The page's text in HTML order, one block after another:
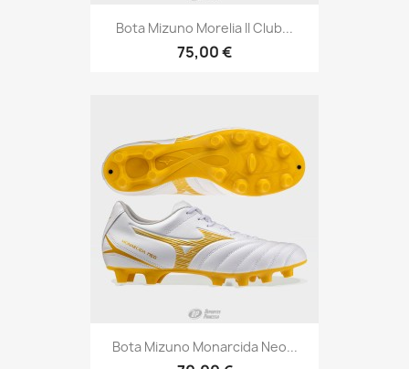
Bota Mizuno Morelia II Club...
75,00 €
Bota Mizuno Monarcida Neo...